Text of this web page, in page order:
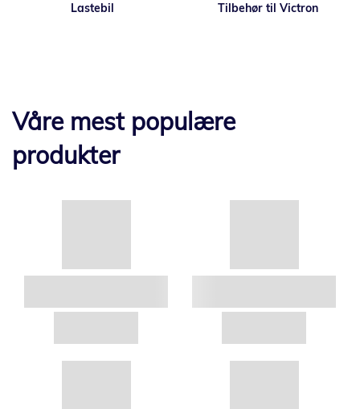
Lastebil Tilbehør til Victron
Våre mest populære
produkter